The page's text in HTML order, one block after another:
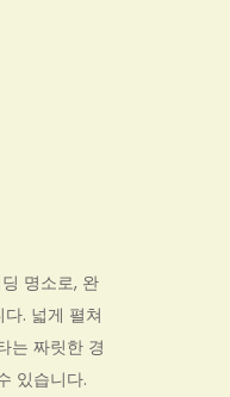
명소로, 완
. 넓게 펼쳐
는 짜릿한 경
있습니다.